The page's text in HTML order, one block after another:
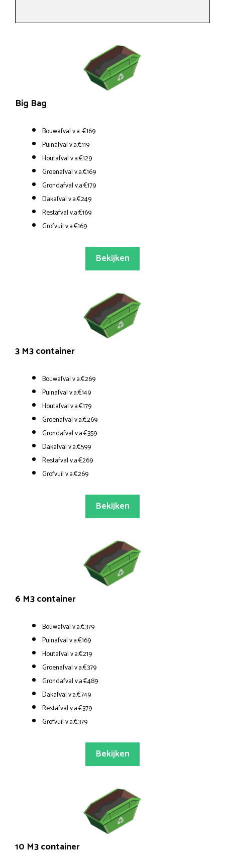
Big Bag
Bouwafval v.a. €169
Puinafval v.a.€119
Houtafval v.a.€129
Groenafval v.a.€169
Grondafval v.a.€179
Dakafval v.a.€249
Restafval v.a.€169
Grofvuil v.a.€169
Bekijken
3 M3 container
Bouwafval v.a.€269
Puinafval v.a.€149
Houtafval v.a.€179
Groenafval v.a.€269
Grondafval v.a.€359
Dakafval v.a.€599
Restafval v.a.€269
Grofvuil v.a.€269
Bekijken
6 M3 container
Bouwafval v.a.€379
Puinafval v.a.€169
Houtafval v.a.€219
Groenafval v.a.€379
Grondafval v.a.€489
Dakafval v.a.€749
Restafval v.a.€379
Grofvuil v.a.€379
Bekijken
10 M3 container